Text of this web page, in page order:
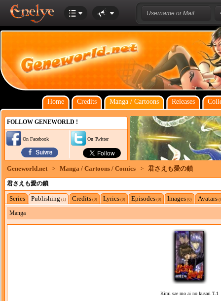
Home Credits Manga / Cartoons Releases
FOLLOW GENEWORLD !
On Facebook On Twitter
Geneworld.net > Manga / Cartoons / Comics > 君さえも愛の鎖
君さえも愛の鎖
Series Publishing (1) Credits (0) Lyrics (0) Episodes (0) Images (0) Avatars
Manga
Kimi sae mo ai no kusari T.1